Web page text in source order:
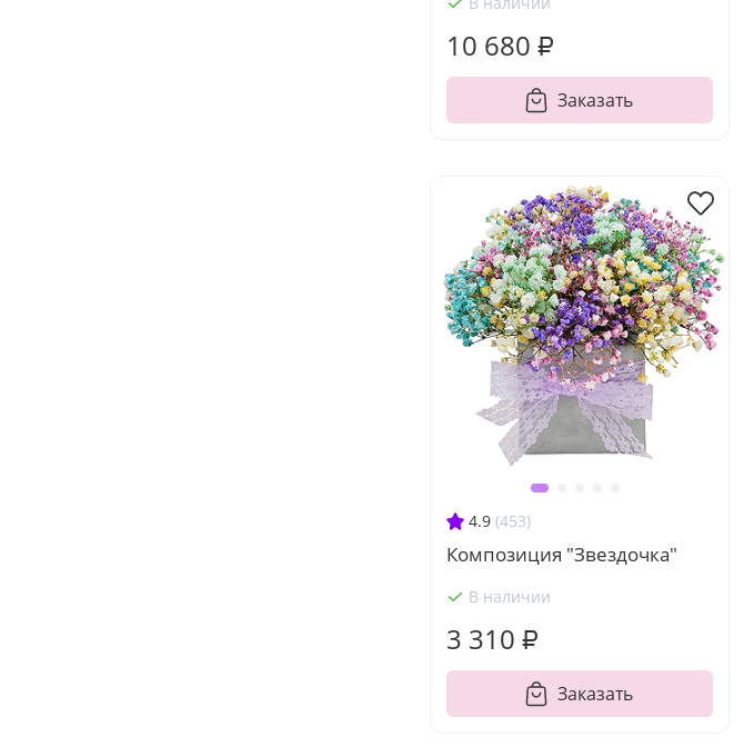
10 680 ₽
Заказать
4.9 (453)
Композиция "Звездочка"
В наличии
3 310 ₽
Заказать